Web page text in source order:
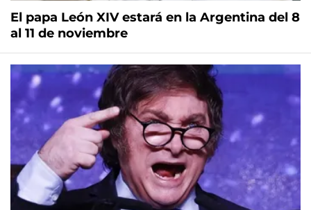
El papa León XIV estará en la Argentina del 8
al 11 de noviembre